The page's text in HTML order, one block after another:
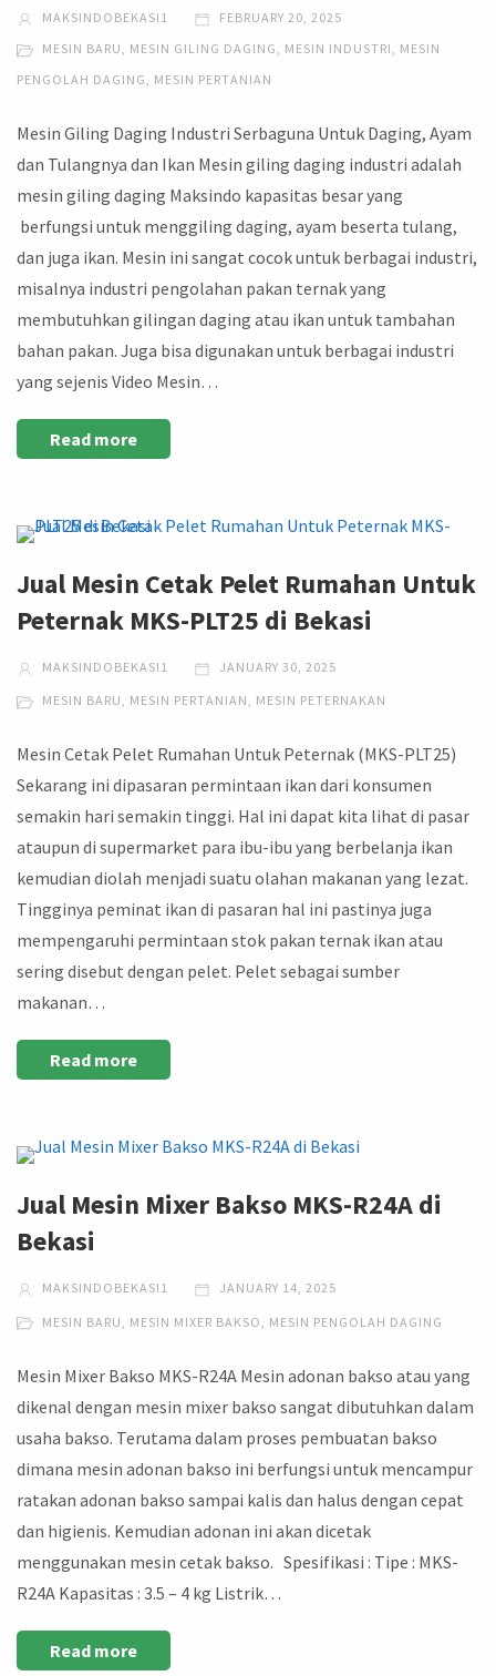
MAKSINDOBEKASI1
FEBRUARY 20, 2025
MESIN BARU, MESIN GILING DAGING, MESIN INDUSTRI, MESIN
PENGOLAH DAGING, MESIN PERTANIAN
Mesin Giling Daging Industri Serbaguna Untuk Daging, Ayam
dan Tulangnya dan Ikan Mesin giling daging industri adalah
mesin giling daging Maksindo kapasitas besar yang
berfungsi untuk menggiling daging, ayam beserta tulang,
dan juga ikan. Mesin ini sangat cocok untuk berbagai industri,
misalnya industri pengolahan pakan ternak yang
membutuhkan gilingan daging atau ikan untuk tambahan
bahan pakan. Juga bisa digunakan untuk berbagai industri
yang sejenis Video Mesin…
Read more
Jual Mesin Cetak Pelet Rumahan Untuk
Peternak MKS-PLT25 di Bekasi
MAKSINDOBEKASI1 JANUARY 30, 2025
MESIN BARU, MESIN PERTANIAN, MESIN PETERNAKAN
Mesin Cetak Pelet Rumahan Untuk Peternak (MKS-PLT25)
Sekarang ini dipasaran permintaan ikan dari konsumen
semakin hari semakin tinggi. Hal ini dapat kita lihat di pasar
ataupun di supermarket para ibu-ibu yang berbelanja ikan
kemudian diolah menjadi suatu olahan makanan yang lezat.
Tingginya peminat ikan di pasaran hal ini pastinya juga
mempengaruhi permintaan stok pakan ternak ikan atau
sering disebut dengan pelet. Pelet sebagai sumber
makanan…
Read more
Jual Mesin Mixer Bakso MKS-R24A di
Bekasi
MAKSINDOBEKASI1 JANUARY 14, 2025
MESIN BARU MESIN MIXER BAKSO MESIN PENGOLAH DAGING
Mesin Mixer Bakso MKS-R24A Mesin adonan bakso atau yang
dikenal dengan mesin mixer bakso sangat dibutuhkan dalam
usaha bakso. Terutama dalam proses pembuatan bakso
dimana mesin adonan bakso ini berfungsi untuk mencampur
ratakan adonan bakso sampai kalis dan halus dengan cepat
dan higienis. Kemudian adonan ini akan dicetak
menggunakan mesin cetak bakso. Spesifikasi : Tipe : MKS-
R24A Kapasitas : 3.5 – 4 kg Listrik…
Read more